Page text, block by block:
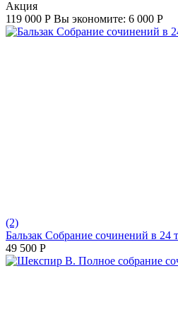
Aкция
119 000 Р Вы экономите: 6 000 Р
(2)
Бальзак Собрание сочинений в 24
49 500 Р